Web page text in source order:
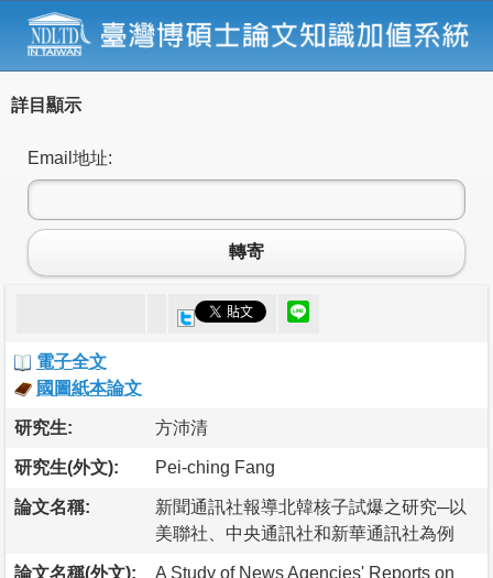
詳目顯示
Email地址:
轉寄
電子全文
國圖紙本論文
研究生: 方沛清
研究生(外文): Pei-ching Fang
論文名稱:
新聞通訊社報導北韓核子試爆之研究─以
美聯社、中央通訊社和新華通訊社為例
論文名稱(外文):
A Study of News Agencies' Reports on